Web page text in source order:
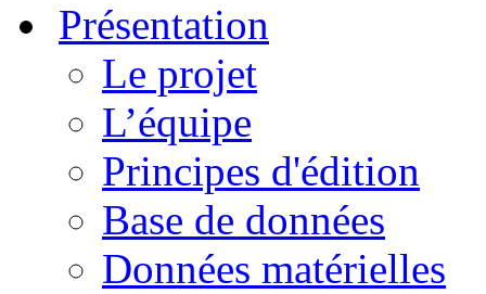
Présentation
Le projet
L’équipe
Principes d'édition
Base de données
Données matérielles